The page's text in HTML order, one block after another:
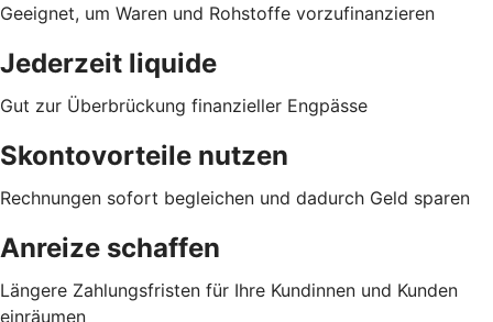
Geeignet, um Waren und Rohstoffe vorzufinanzieren
Jederzeit liquide
Gut zur Überbrückung finanzieller Engpässe
Skontovorteile nutzen
Rechnungen sofort begleichen und dadurch Geld sparen
Anreize schaffen
Längere Zahlungsfristen für Ihre Kundinnen und Kunden
einräumen